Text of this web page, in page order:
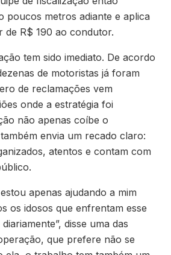
poucos metros adiante e aplica
de R$ 190 ao condutor.
tem sido imediato. De acordo
de motoristas já foram
de reclamações vem
onde a estratégia foi
não apenas coíbe o
envia um recado claro:
atentos e contam com
apenas ajudando a mim
os idosos que enfrentam esse
disse uma das
que prefere não se